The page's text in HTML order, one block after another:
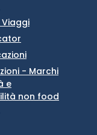
Viaggi
- Marchi
e
non food